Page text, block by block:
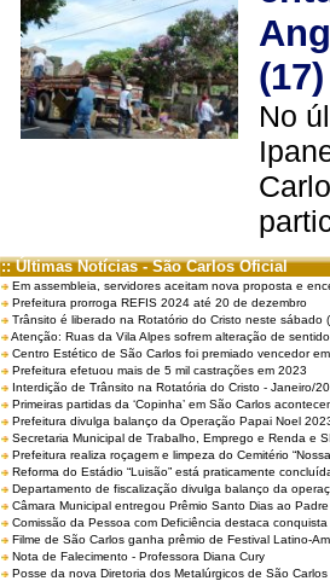
(17)
No
:: Últimas Notícias - São Carlos Oficial
Em assembleia, servidores aceitam nova proposta e
Prefeitura prorroga REFIS 2024 até 20 de dezembro
Trânsito é liberado na Rotatório do Cristo neste sábado
Atenção: Ruas da Vila Alpes sofrem alteração de
Centro Estético de São Carlos foi premiado vencedor
Prefeitura efetuou mais de 5 mil castrações em 2023
Interdição de Trânsito na Rotatória do Cristo - Janeiro/
Primeiras partidas da ‘Copinha’ em São Carlos
Prefeitura divulga balanço da Operação Papai Noel
Secretaria Municipal de Trabalho, Emprego e Renda e
Prefeitura realiza roçagem e limpeza do Cemitério
Reforma do Estádio “Luisão” está praticamente
Departamento de fiscalização divulga balanço da
Câmara Municipal entregou Prêmio Santo Dias ao
Comissão da Pessoa com Deficiência destaca
Filme de São Carlos ganha prêmio de Festival Latino-
Nota de Falecimento - Professora Diana Cury
Posse da nova Diretoria dos Metalúrgicos de São